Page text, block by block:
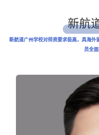
新航
新航道广州学校对师资要求极高，具海外
员全面
Previous